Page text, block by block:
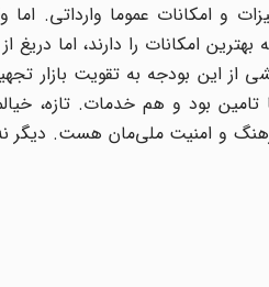
و امکانات عموما وارداتی.
امکانات را دارند، اما
این بودجه به تقویت بازار
بود و هم خدمات. تازه،
و امنیت ملی‌مان هست. دیگر نه